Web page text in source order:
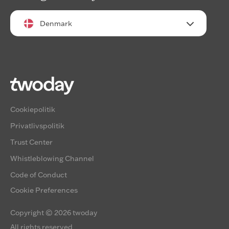
Denmark
Cookiepolitik
Privatlivspolitik
Trust Center
Whistleblowing Channel
Code of Conduct
Cookie Preferences
Copyright © 2026 twoday
All rights reserved